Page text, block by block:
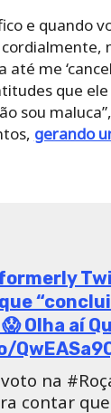
e quando
até me
que
sou
gerando
Twitter):